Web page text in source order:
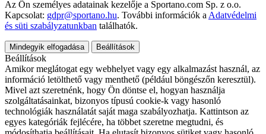
Az Ön személyes adatainak kezelője a Sportano.com Sp. z o.o.
Kapcsolat: gdpr@sportano.hu. További információk a Adatvédelmi
és süti szabályzatunkban találhatók.
Mindegyik elfogadása Beállítások
Beállítások
Amikor meglátogat egy webhelyet vagy egy alkalmazást használ, az
információ letölthető vagy menthető (például böngészőn keresztül).
Mivel azt szeretnénk, hogy Ön döntse el, hogyan használja
szolgáltatásainkat, bizonyos típusú cookie-k vagy hasonló
technológiák használatát saját maga szabályozhatja. Kattintson az
egyes kategóriák fejlécére, ha többet szeretne megtudni, és